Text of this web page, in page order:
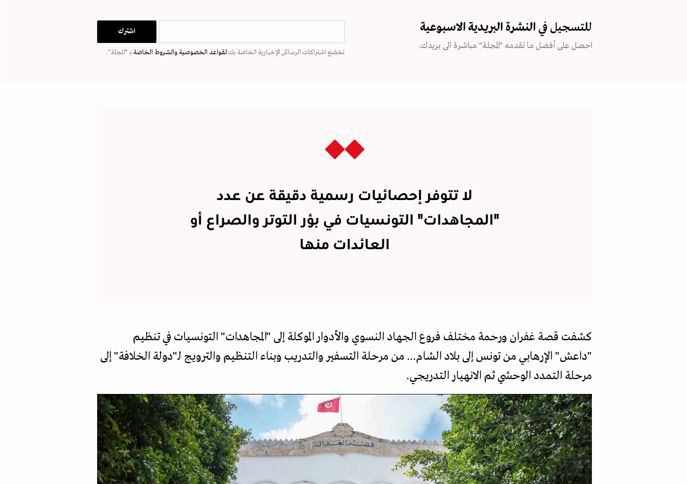
للتسجيل في النشرة البريدية الاسبوعية
احصل على أفضل ما تقدمه "المجلة" مباشرة الى بريدك.
تخضع اشتراكات الرسائل الإخبارية الخاصة بكلقواعد الخصوصيةوالشروط الخاصة بـ “المجلة".
لا تتوفر إحصائيات رسمية دقيقة عن عدد
"المجاهدات" التونسيات في بؤر التوتر والصراع أو
العائدات منها
كشفت قصة غفران ورحمة مختلف فروع الجهاد النسوي والأدوار الموكلة إلى "المجاهدات" التونسيات في تنظيم
"داعش" الإرهابي من تونس إلى بلاد الشام... من مرحلة التسفير والتدريب وبناء التنظيم والترويج لـ"دولة الخلافة" إلى
مرحلة التمدد الوحشي ثم الانهيار التدريجي.